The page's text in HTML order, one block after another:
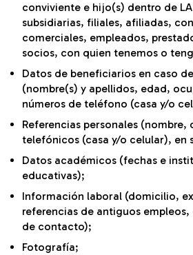
conviviente e hijo(s) dentro de LA
subsidiarias, filiales, afiliadas,
comerciales, empleados,
socios, con quien tenemos o
Datos de beneficiarios en caso
(nombre(s) y apellidos, edad,
números de teléfono (casa y/o
Referencias personales
telefónicos (casa y/o celular), en
Datos académicos (fechas e
educativas);
Información laboral (domicilio,
referencias de antiguos empleos,
de contacto);
Fotografía;